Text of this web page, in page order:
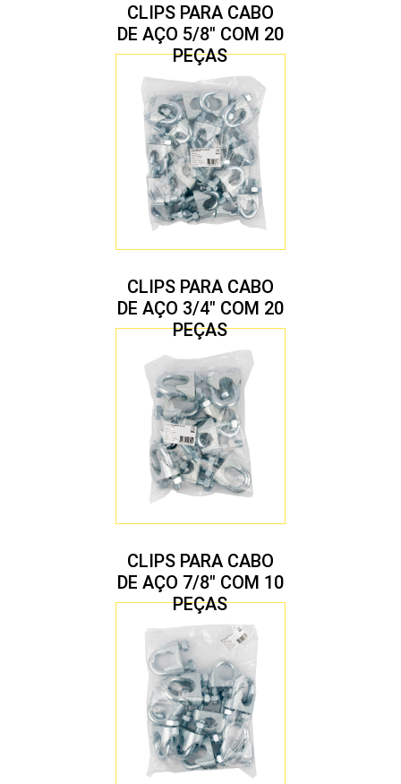
CLIPS PARA CABO
DE AÇO 5/8″ COM 20
PEÇAS
CLIPS PARA CABO
DE AÇO 3/4″ COM 20
PEÇAS
CLIPS PARA CABO
DE AÇO 7/8″ COM 10
PEÇAS